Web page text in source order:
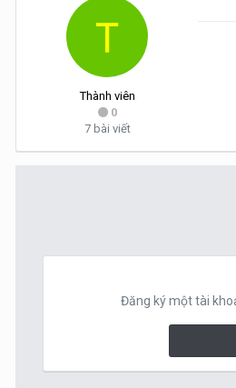
Thành viên
0
7 bài viết
Đăng ký một tài